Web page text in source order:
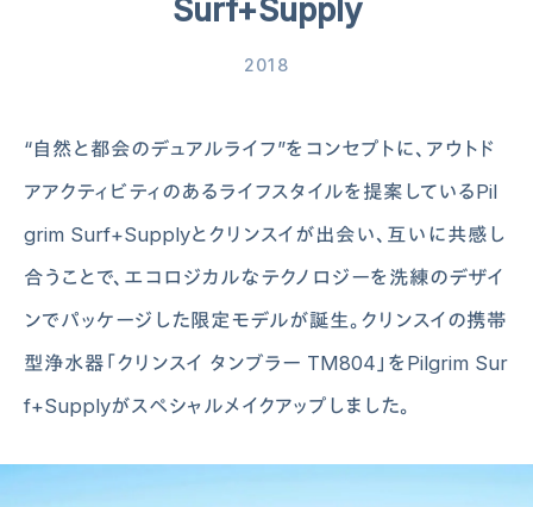
Surf+Supply
2018
“自然と都会のデュアルライフ”をコンセプトに、アウトド
アアクティビティのあるライフスタイルを提案しているPil
grim Surf+Supplyとクリンスイが出会い、互いに共感し
合うことで、エコロジカルなテクノロジーを洗練のデザイ
ンでパッケージした限定モデルが誕生。クリンスイの携帯
型浄水器「クリンスイ タンブラー TM804」をPilgrim Sur
f+Supplyがスペシャルメイクアップしました。